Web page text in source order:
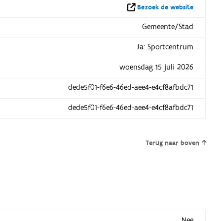
Bezoek de website
Gemeente/Stad
Ja: Sportcentrum
woensdag 15 juli 2026
dede5f01-f6e6-46ed-aee4-e4cf8afbdc71
dede5f01-f6e6-46ed-aee4-e4cf8afbdc71
Terug naar boven